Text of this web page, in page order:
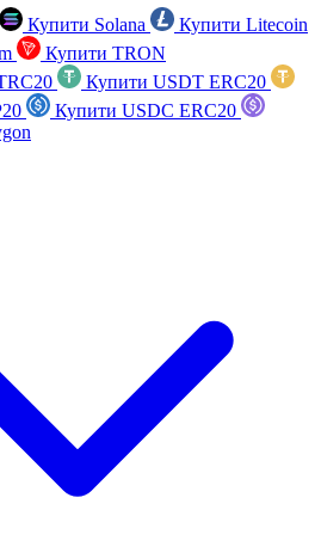
Купити Solana
Купити Litecoin
Купити TRON
Купити USDT ERC20
Купити USDC ERC20